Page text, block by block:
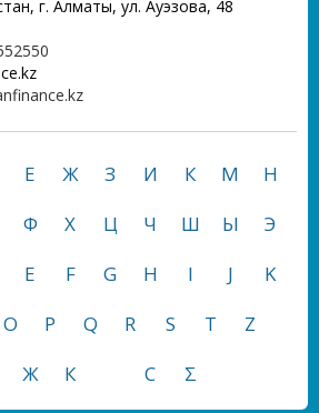
г. Алматы, ул. Ауэзова, 48
Е Ж З И К М
Н
Ф Х Ц Ч Ш Ы
Э
E F G H I J
K
O P Q R S T
Z
Ж К С Σ